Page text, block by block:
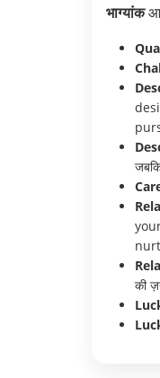
भाग्यांक
की